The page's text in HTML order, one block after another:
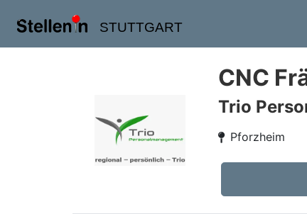
STUTTGART
CNC
Trio
Pforzheim